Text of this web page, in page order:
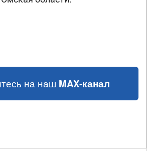
на наш MAX-канал